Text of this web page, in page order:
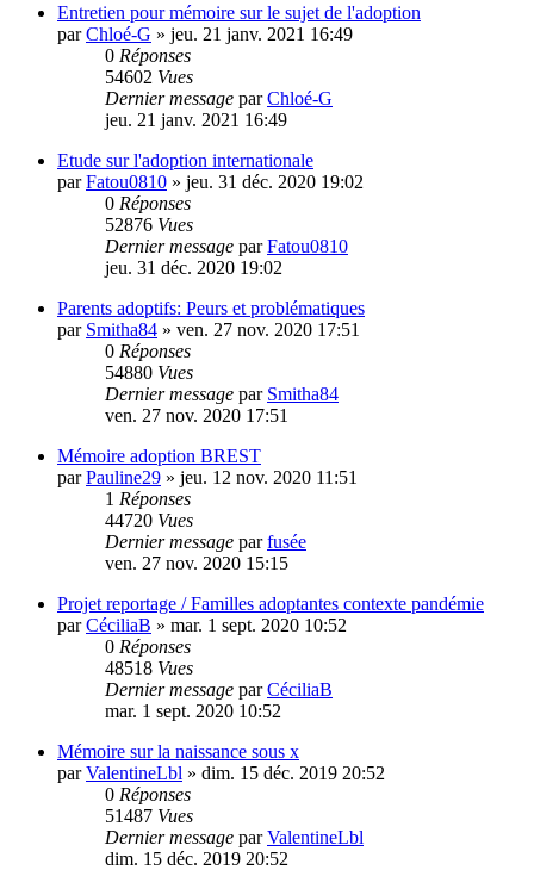
Entretien pour mémoire sur le sujet de l'adoption
parChloé-G » jeu. 21 janv. 2021 16:49
0 Réponses
54602 Vues
Dernier message parChloé-G
jeu. 21 janv. 2021 16:49
Etude sur l'adoption internationale
parFatou0810 » jeu. 31 déc. 2020 19:02
0 Réponses
52876 Vues
Dernier message parFatou0810
jeu. 31 déc. 2020 19:02
Parents adoptifs: Peurs et problématiques
par Smitha84 » ven. 27 nov. 2020 17:51
0 Réponses
54880 Vues
Dernier message par Smitha84
ven. 27 nov. 2020 17:51
Mémoire adoption BREST
parPauline29 » jeu. 12 nov. 2020 11:51
1 Réponses
44720 Vues
Dernier message parfusée
ven. 27 nov. 2020 15:15
Projet reportage / Familles adoptantes contexte pandémie
parCéciliaB » mar. 1 sept. 2020 10:52
0 Réponses
48518 Vues
Dernier message parCéciliaB
mar. 1 sept. 2020 10:52
Mémoire sur la naissance sous x
parValentineLbl » dim. 15 déc. 2019 20:52
0 Réponses
51487 Vues
Dernier message parValentineLbl
dim. 15 déc. 2019 20:52